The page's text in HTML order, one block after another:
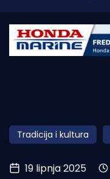
Početna
Obala
Otoci
Turizam i nautika
Tradicija i kultura
19 lipnja 2025